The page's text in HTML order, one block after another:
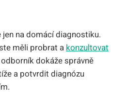
na domácí diagnostiku.
měli probrat akonzultovat
odborník dokáže správně
a potvrdit diagnózu